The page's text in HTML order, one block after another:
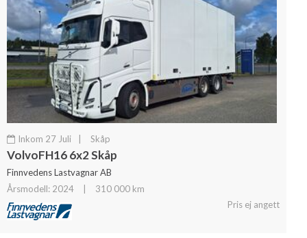
Inkom 27 Juli Skåp
VolvoFH16 6x2 Skåp
Finnvedens Lastvagnar AB
Årsmodell: 2024
310 000 km
Pris ej angett